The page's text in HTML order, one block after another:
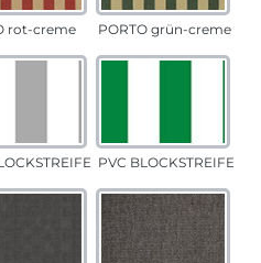
rot-creme PORTO grün-creme
grau
PVC BLOCKSTREIFEN